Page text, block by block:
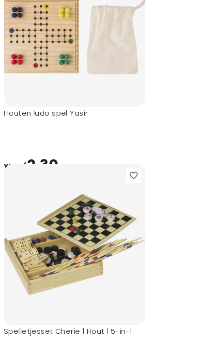
Houten ludo spel Yasir
vanaf2,30
Spelletjesset Cherie | Hout | 5-in-1